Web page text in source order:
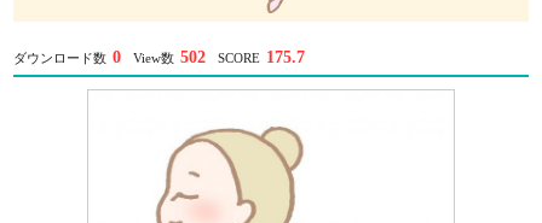
ダウンロード数 0 View数 502 SCORE 175.7